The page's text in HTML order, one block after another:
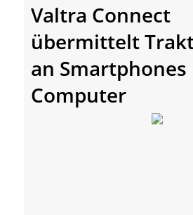
Valtra Connect
übermittelt
an Smartphones
Computer